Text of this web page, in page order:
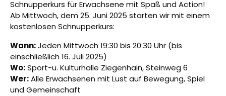
Schnupperkurs für Erwachsene mit Spaß und Action!
Ab Mittwoch, dem 25. Juni 2025 starten wir mit einem
kostenlosen Schnupperkurs:
Wann:Jeden Mittwoch 19:30 bis 20:30 Uhr (bis
einschließlich 16. Juli 2025)
Wo:Sport-u. Kulturhalle Ziegenhain, Steinweg 6
Wer:Alle Erwachsenen mit Lust auf Bewegung, Spiel
und Gemeinschaft